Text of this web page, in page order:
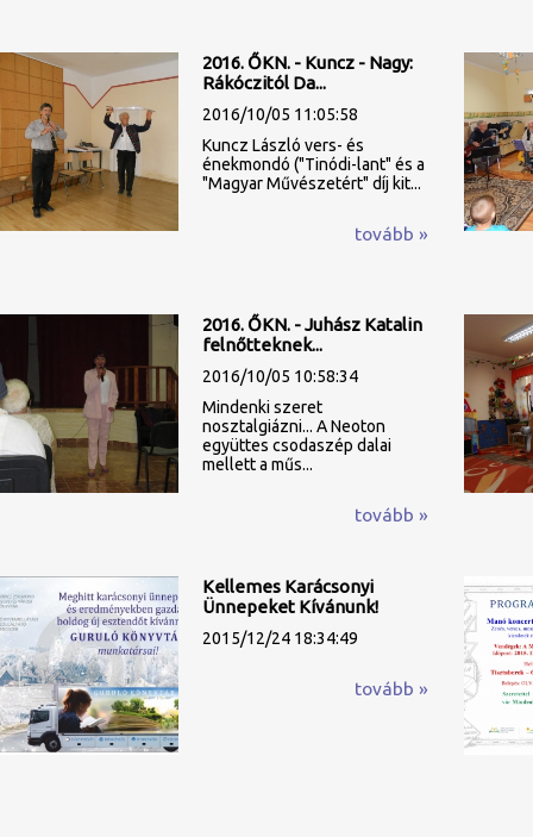
2016. ŐKN. - Kuncz - Nagy:
Rákóczitól Da...
2016/10/05 11:05:58
Kuncz László vers- és
énekmondó ("Tinódi-lant" és a
"Magyar Művészetért" díj kit...
tovább »
2016. ŐKN. - Juhász Katalin
felnőtteknek...
2016/10/05 10:58:34
Mindenki szeret
nosztalgiázni... A Neoton
együttes csodaszép dalai
mellett a műs...
tovább »
Kellemes Karácsonyi
Ünnepeket Kívánunk!
2015/12/24 18:34:49
tovább »